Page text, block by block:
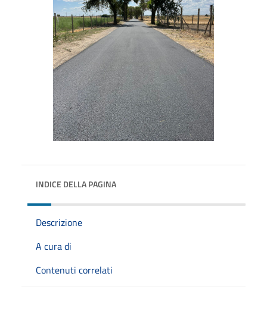
INDICE DELLA PAGINA
Descrizione
A cura di
Contenuti correlati